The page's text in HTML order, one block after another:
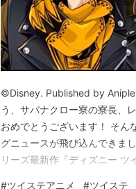
©Disney. Published by
う、サバナクロー寮の寮長、
おめでとうございます！ そん
グニュースが飛び込んできま
リーズ最新作『ディズニー
#ツイステアニメ #ツイステ